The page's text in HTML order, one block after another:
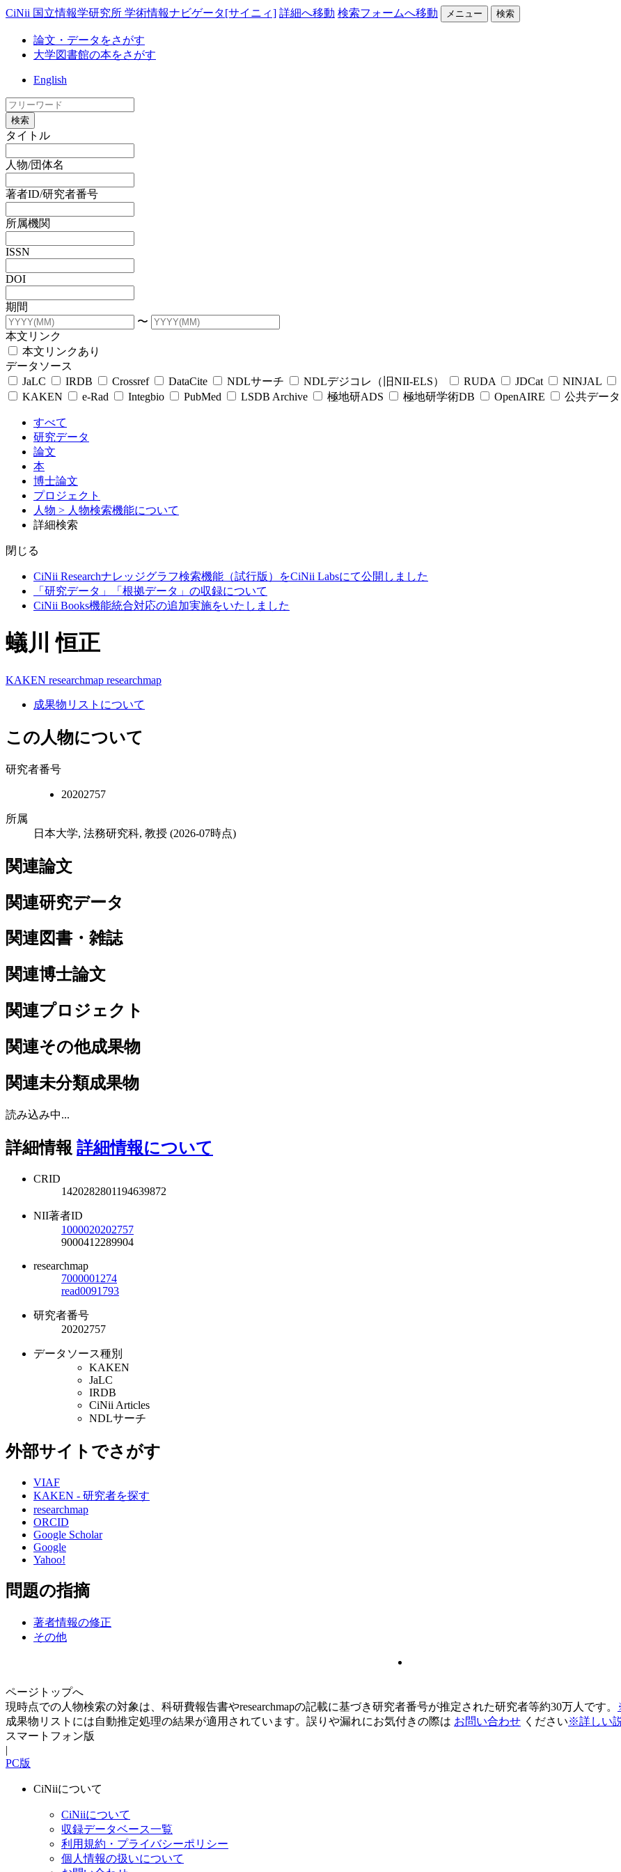
CiNii 国立情報学研究所 学術情報ナビゲータ[サイニィ] 詳細へ移動 検索フォームへ移動 メニュー 検索
論文・データをさがす
大学図書館の本をさがす
English
検索
タイトル
人物/団体名
著者ID/研究者番号
所属機関
ISSN
DOI
期間
〜
本文リンク
本文リンクあり
データソース
JaLC
IRDB Crossref DataCite NDLサーチ NDLデジコレ（旧NII-ELS） RUDA JDCat NINJAL
KAKEN
e-Rad Integbio PubMed LSDB Archive 極地研ADS 極地研学術DB OpenAIRE 公共デー
すべて
研究データ
論文
本
博士論文
プロジェクト
人物 > 人物検索機能について
詳細検索
閉じる
CiNii Researchナレッジグラフ検索機能（試行版）をCiNii Labsにて公開しました
「研究データ」「根拠データ」の収録について
CiNii Books機能統合対応の追加実施をいたしました
蟻川 恒正
KAKEN researchmap researchmap
成果物リストについて
この人物について
研究者番号
20202757
所属
日本大学, 法務研究科, 教授 (2026-07時点)
関連論文
関連研究データ
関連図書・雑誌
関連博士論文
関連プロジェクト
関連その他成果物
関連未分類成果物
読み込み中...
詳細情報 詳細情報について
CRID
1420282801194639872
NII著者ID
1000020202757
9000412289904
researchmap
7000001274
read0091793
研究者番号
20202757
データソース種別
KAKEN
JaLC
IRDB
CiNii Articles
NDLサーチ
外部サイトでさがす
VIAF
KAKEN - 研究者を探す
researchmap
ORCID
Google Scholar
Google
Yahoo!
問題の指摘
著者情報の修正
その他
ページトップへ
現時点での人物検索の対象は、科研費報告書やresearchmapの記載に基づき研究者番号が推定された研究者等約30万人です。
成果物リストには自動推定処理の結果が適用されています。誤りや漏れにお気付きの際は お問い合わせ ください※詳しい
スマートフォン版
|
PC版
CiNiiについて
CiNiiについて
収録データベース一覧
利用規約・プライバシーポリシー
個人情報の扱いについて